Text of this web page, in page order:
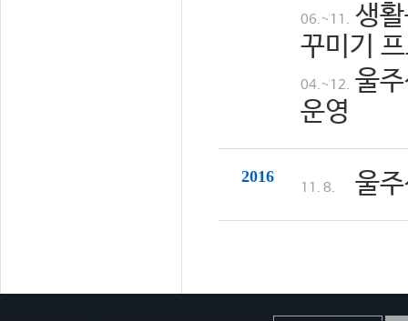
06.~11. 생
꾸미기
04.~12. 울
운영
2016
11. 8. 울